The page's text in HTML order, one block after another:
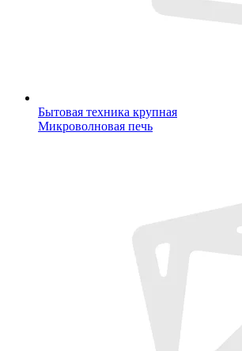
Бытовая техника крупная
Микроволновая печь